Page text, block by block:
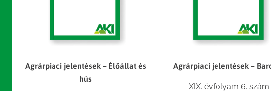
Agrárpiaci jelentések – Élőállat és
hús
Agrárpiaci jelentések –
XIX. évfolyam 6. szám